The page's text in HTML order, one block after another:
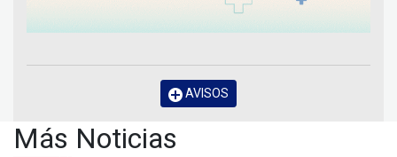
AVISOS
Más Noticias